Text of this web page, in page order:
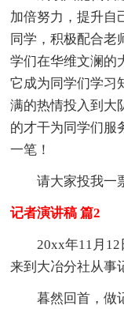
加倍努力，提升自
同学，积极配合老
学们在华维文澜的
它成为同学们学习
满的热情投入到大
的才干为同学们服
一笔！
请大家投我一
记者演讲稿 篇2
20xx年11月
来到大冶分社从事
暮然回首，做